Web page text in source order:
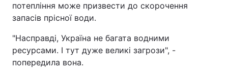
потепління може призвести до скорочення
запасів прісної води.
"Насправді, Україна не багата водними
ресурсами. І тут дуже великі загрози", -
попередила вона.